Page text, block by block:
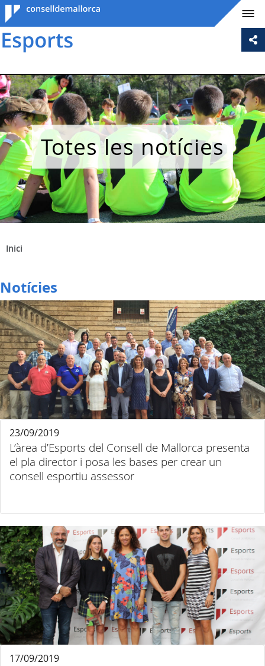
Consell de
Mallorca
Totes les notícies
Inici
Notícies
L’àrea d’Esports del Consell de Mallorca presenta
el pla director i posa les bases per crear un
consell esportiu assessor
23/09/2019
17/09/2019